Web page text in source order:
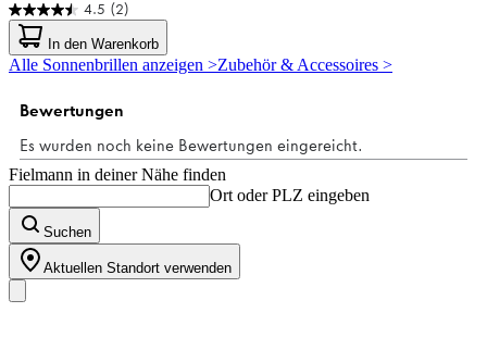
4.5 (2)
4.5
von
5
Sternen.
Bewertungen
In den Warenkorb
Alle Sonnenbrillen anzeigen >Zubehör & Accessoires >
Fielmann in deiner Nähe finden
Ort oder PLZ eingeben
Suchen
Aktuellen Standort verwenden